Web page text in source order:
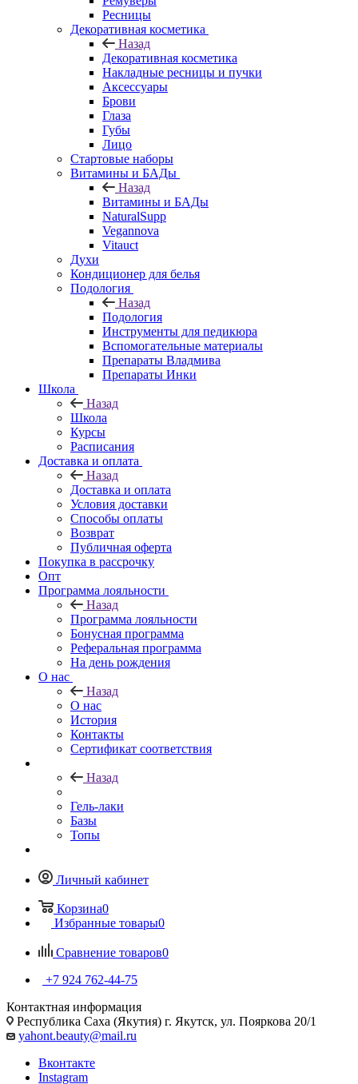
Ресницы
Декоративная косметика
Назад
Декоративная косметика
Накладные ресницы и пучки
Аксессуары
Брови
Глаза
Губы
Лицо
Стартовые наборы
Витамины и БАДы
Назад
Витамины и БАДы
NaturalSupp
Vegannova
Vitauct
Духи
Кондиционер для белья
Подология
Назад
Подология
Инструменты для педикюра
Вспомогательные материалы
Препараты Владмива
Препараты Инки
Школа
Назад
Школа
Курсы
Расписания
Доставка и оплата
Назад
Доставка и оплата
Условия доставки
Способы оплаты
Возврат
Публичная оферта
Покупка в рассрочку
Опт
Программа лояльности
Назад
Программа лояльности
Бонусная программа
Реферальная программа
На день рождения
О нас
Назад
О нас
История
Контакты
Сертификат соответствия
Назад
Гель-лаки
Базы
Топы
Личный кабинет
Корзина0
Избранные товары0
Сравнение товаров0
+7 924 762-44-75
Контактная информация
Республика Саха (Якутия) г. Якутск, ул. Пояркова 20/1
yahont.beauty@mail.ru
Вконтакте
Instagram